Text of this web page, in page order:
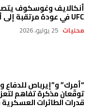
أنكالايف وغوسكوف
UFC في عودة مرتقبة إلى أبوظبي
محليات 25 يوليو، 2026
“أمرك” و”إيرباص للدفاع
توقّعان مذكرة تفاهم
قدرات الطائرات